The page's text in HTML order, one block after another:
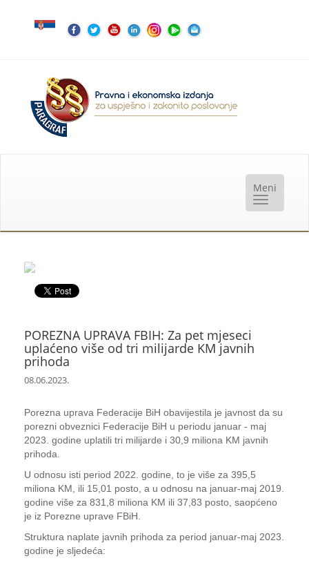
POREZNA UPRAVA FBIH: Za pet mjeseci
uplaćeno više od tri milijarde KM javnih
prihoda
08.06.2023.
Porezna uprava Federacije BiH obavijestila je javnost da su
porezni obveznici Federacije BiH u periodu januar - maj
2023. godine uplatili tri milijarde i 30,9 miliona KM javnih
prihoda.
U odnosu isti period 2022. godine, to je više za 395,5
miliona KM, ili 15,01 posto, a u odnosu na januar-maj 2019.
godine više za 831,8 miliona KM ili 37,83 posto, saopćeno
je iz Porezne uprave FBiH.
Struktura naplate javnih prihoda za period januar-maj 2023.
godine je sljedeća: